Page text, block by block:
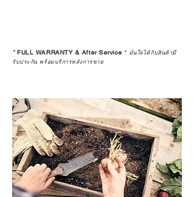
*FULL WARRANTY & After Service * มั่นใจได้กับสินค้ามี
รับประกัน พร้อมบริการหลังการขาย